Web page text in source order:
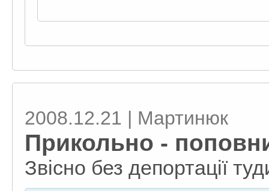
2008.12.21 | Мартинюк
Прикольно -
Звісно без депортації